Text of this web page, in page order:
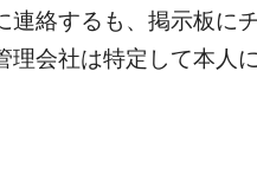
絡するも、掲示板に
会社は特定して本人